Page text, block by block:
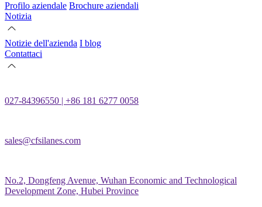
Profilo aziendale Brochure aziendali
Notizia
Notizie dell'azienda I blog
Contattaci
027-84396550 | +86 181 6277 0058
sales@cfsilanes.com
No.2, Dongfeng Avenue, Wuhan Economic and Technological
Development Zone, Hubei Province